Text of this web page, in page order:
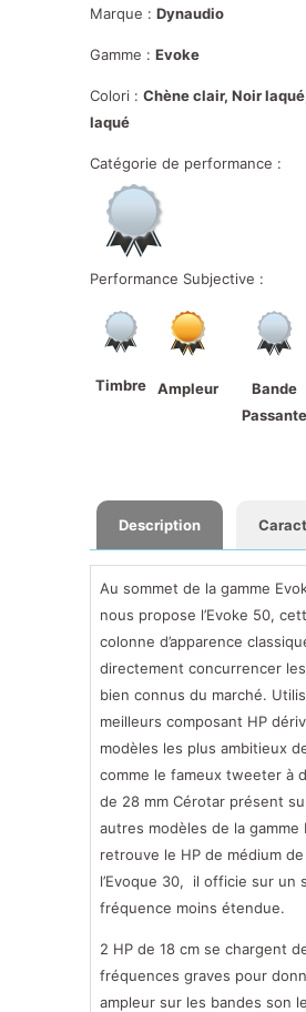
Marque : Dynaudio
Gamme : Evoke
Colori : Chène clair, Noir
laqué
Catégorie de performance :
Performance Subjective :
Timbre Ampleur
Bande
Passante
Description
Au sommet de la gamme
nous propose l’Evoke 50,
colonne d’apparence
directement concurrencer
bien connus du marché.
meilleurs composant HP
modèles les plus ambitieux
comme le fameux tweeter à
de 28 mm Cérotar présent
autres modèles de la gamme
retrouve le HP de médium de
l’Evoque 30, il officie sur un
fréquence moins étendue.
2 HP de 18 cm se chargent
fréquences graves pour
ampleur sur les bandes son